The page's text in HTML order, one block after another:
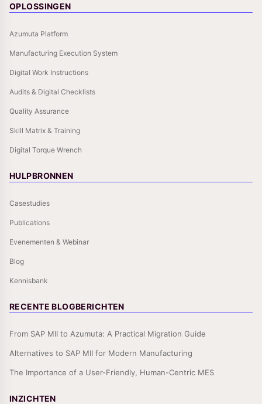
OPLOSSINGEN
Azumuta Platform
Manufacturing Execution System
Digital Work Instructions
Audits & Digital Checklists
Quality Assurance
Skill Matrix & Training
Digital Torque Wrench
HULPBRONNEN
Casestudies
Publications
Evenementen & Webinar
Blog
Kennisbank
RECENTE BLOGBERICHTEN
From SAP MII to Azumuta: A Practical Migration Guide
Alternatives to SAP MII for Modern Manufacturing
The Importance of a User-Friendly, Human-Centric MES
INZICHTEN